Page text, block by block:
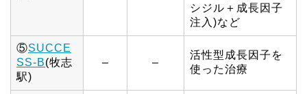
シジル＋成長因子
注入)など
⑤SUCCE
SS-B(牧志
駅)
– –
活性型成長因子を
使った治療